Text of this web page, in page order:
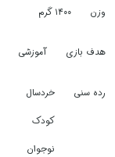
وزن ۱۴۰۰ گرم
هدف بازی آموزشی
رده سنی
خردسال
کودک
نوجوان